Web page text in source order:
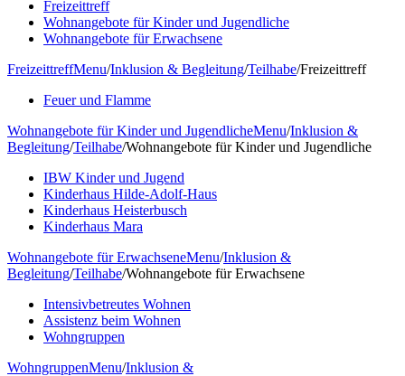
Freizeittreff
Wohnangebote für Kinder und Jugendliche
Wohnangebote für Erwachsene
FreizeittreffMenu/Inklusion & Begleitung/Teilhabe/Freizeittreff
Feuer und Flamme
Wohnangebote für Kinder und JugendlicheMenu/Inklusion &
Begleitung/Teilhabe/Wohnangebote für Kinder und Jugendliche
IBW Kinder und Jugend
Kinderhaus Hilde-Adolf-Haus
Kinderhaus Heisterbusch
Kinderhaus Mara
Wohnangebote für ErwachseneMenu/Inklusion &
Begleitung/Teilhabe/Wohnangebote für Erwachsene
Intensivbetreutes Wohnen
Assistenz beim Wohnen
Wohngruppen
WohngruppenMenu/Inklusion &